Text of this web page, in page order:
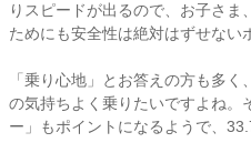
りスピードが出るので、お子さま
ためにも安全性は絶対はずせない
「乗り心地」とお答えの方も多
の気持ちよく乗りたいですよね。
ー」もポイントになるようで、